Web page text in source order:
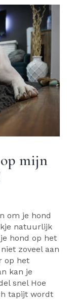
mijn
om je hond
natuurlijk
hond op het
zoveel aan
op het
kan je
snel Hoe
tapijt wordt